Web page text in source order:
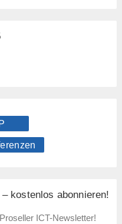
kostenlos abonnieren!
ICT-Newsletter!